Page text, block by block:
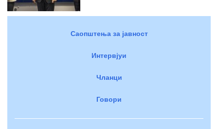
Саопштења за јавност
Интервјуи
Чланци
Говори